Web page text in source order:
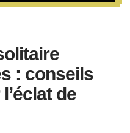
: conseils
de